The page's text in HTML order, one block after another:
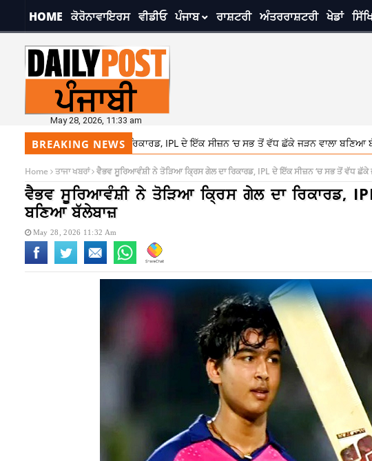
HOME ਕੋਰੋਨਾਵਾਇਰਸ ਵੀਡੀਓ ਪੰਜਾਬ ਰਾਸ਼ਟਰੀ ਅੰਤਰਰਾਸ਼ਟਰੀ ਖੇਡਾਂ
May 28, 2026, 11:33 am
BREAKING NEWS
ਕ੍ਰਿਸ ਗੇਲ ਦਾ ਰਿਕਾਰਡ, IPL ਦੇ ਇੱਕ ਸੀਜ਼ਨ ‘ਚ ਸਭ ਤੋਂ ਵੱਧ ਛੱਕੇ ਜੜਨ ਵਾਲਾ ਬਣਿਆ ਬੱਲੇਬਾਜ਼
Home ਤਾਜਾ ਖਬਰਾਂ ਵੈਭਵ ਸੂਰਿਆਵੰਸ਼ੀ ਨੇ ਤੋੜਿਆ ਕ੍ਰਿਸ ਗੇਲ ਦਾ ਰਿਕਾਰਡ, IPL ਦੇ ਇੱਕ ਸੀਜ਼ਨ ‘ਚ ਸਭ ਤੋਂ ਵੱਧ ਛੱਕੇ
ਵੈਭਵ ਸੂਰਿਆਵੰਸ਼ੀ ਨੇ ਤੋੜਿਆ ਕ੍ਰਿਸ ਗੇਲ ਦਾ ਰਿਕਾਰਡ,
ਬਣਿਆ ਬੱਲੇਬਾਜ਼
May 28, 2026 11:32 Am